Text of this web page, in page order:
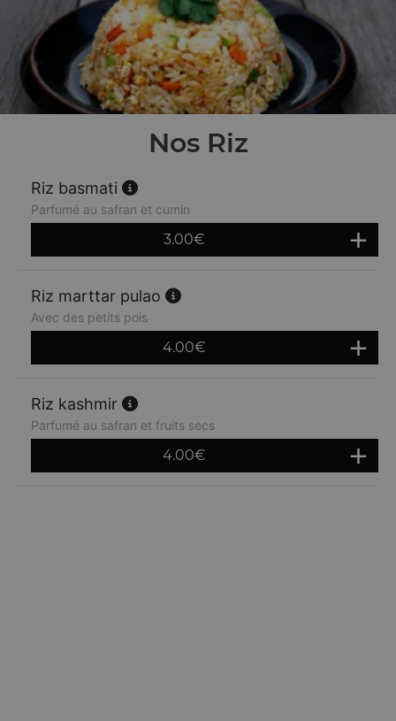
Nos Riz
Riz basmati
Parfumé au safran et cumin
3.00€
Riz marttar pulao
Avec des petits pois
4.00€
Riz kashmir
Parfumé au safran et fruits secs
4.00€